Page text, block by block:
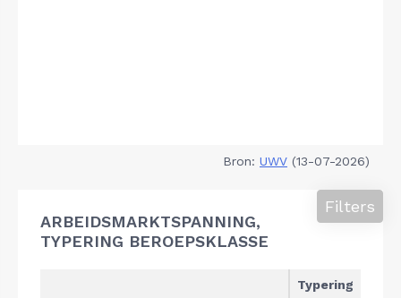
Bron: UWV (13-07-2026)
ARBEIDSMARKTSPANNING,
TYPERING BEROEPSKLASSE
Filters